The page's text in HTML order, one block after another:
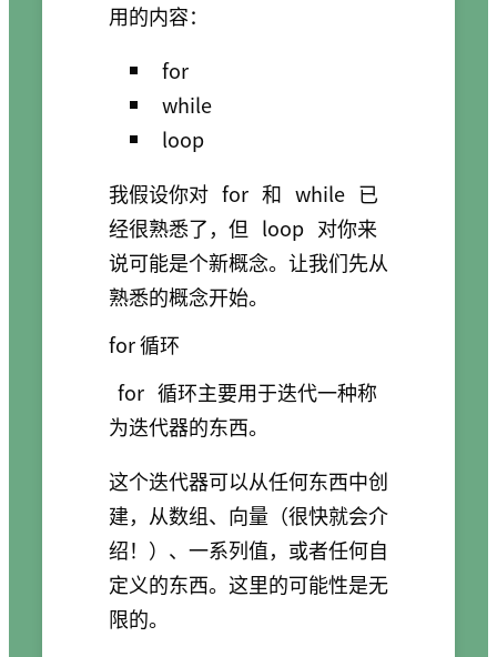
用的内容：
for
while
loop
我假设你对 for 和 while 已
经很熟悉了，但 loop 对你来
说可能是个新概念。让我们先从
熟悉的概念开始。
for 循环
for 循环主要用于迭代一种称
为迭代器的东西。
这个迭代器可以从任何东西中创
建，从数组、向量（很快就会介
绍！）、一系列值，或者任何自
定义的东西。这里的可能性是无
限的。